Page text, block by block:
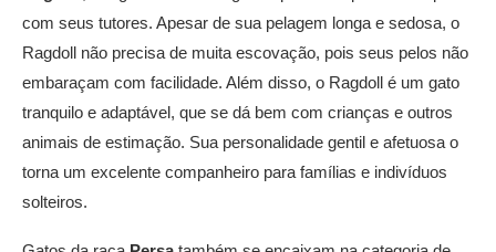
com seus tutores. Apesar de sua pelagem longa e sedosa, o
Ragdoll não precisa de muita escovação, pois seus pelos não
embaraçam com facilidade. Além disso, o Ragdoll é um gato
tranquilo e adaptável, que se dá bem com crianças e outros
animais de estimação. Sua personalidade gentil e afetuosa o
torna um excelente companheiro para famílias e indivíduos
solteiros.